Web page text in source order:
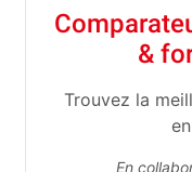
&
Trouvez la
En